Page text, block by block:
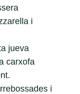
i
jueva
carxofa
i